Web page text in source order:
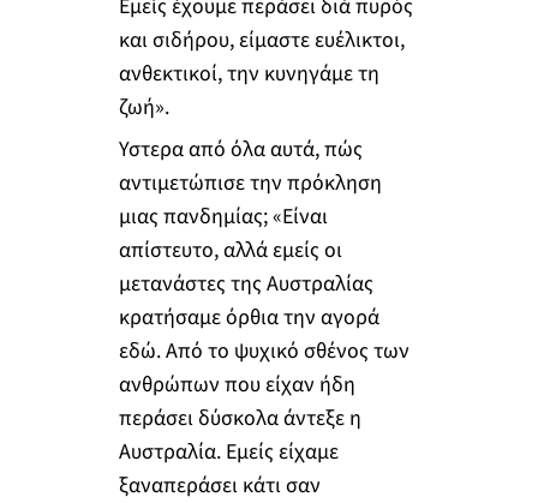
Εμείς έχουμε περάσει διά πυρός
και σιδήρου, είμαστε ευέλικτοι,
ανθεκτικοί, την κυνηγάμε τη
ζωή».
Υστερα από όλα αυτά, πώς
αντιμετώπισε την πρόκληση
μιας πανδημίας; «Είναι
απίστευτο, αλλά εμείς οι
μετανάστες της Αυστραλίας
κρατήσαμε όρθια την αγορά
εδώ. Από το ψυχικό σθένος των
ανθρώπων που είχαν ήδη
περάσει δύσκολα άντεξε η
Αυστραλία. Εμείς είχαμε
ξαναπεράσει κάτι σαν